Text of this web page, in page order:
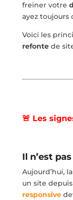
freiner votre
ayez toujours
Voici les
refontede
🚨 Les
Il n’est
Aujourd’hui,
un site
responsive